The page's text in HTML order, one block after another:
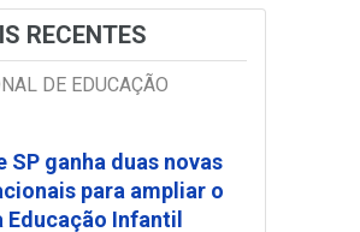
RECENTES
DE EDUCAÇÃO
SP ganha duas novas
para ampliar o
Infantil